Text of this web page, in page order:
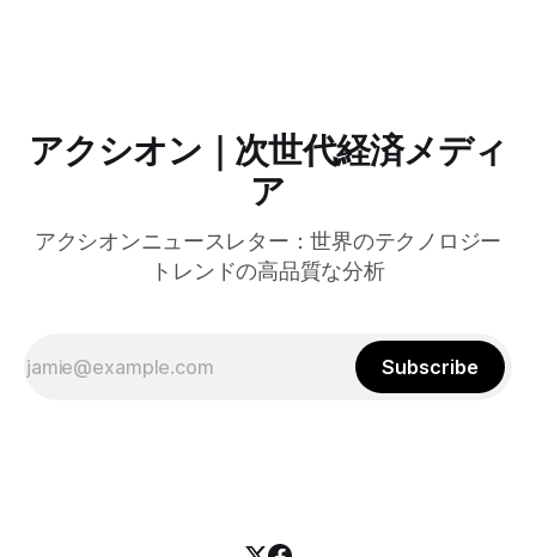
アクシオン｜次世代経済メディ
ア
アクシオンニュースレター：世界のテクノロジー
トレンドの高品質な分析
Subscribe